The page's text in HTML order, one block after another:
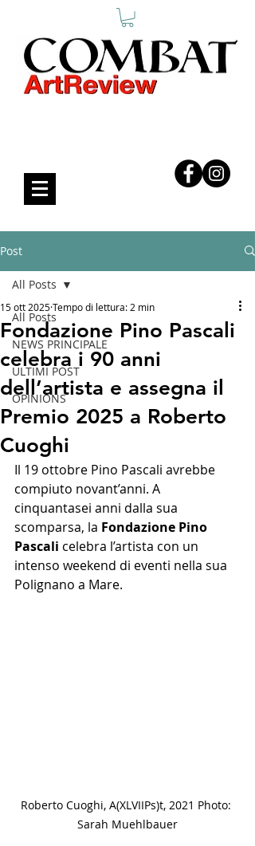
Post
All Posts
NEWS PRINCIPALE
ULTIMI POST
OPINIONS
All Posts
Fondazione Pino Pascali
celebra i 90 anni
dell’artista e assegna il
Premio 2025 a Roberto
Cuoghi
15 ott 2025Tempo di lettura: 2 min
Il 19 ottobre Pino Pascali avrebbe
compiuto novant’anni. A
cinquantasei anni dalla sua
scomparsa, la Fondazione Pino
Pascali celebra l’artista con un
intenso weekend di eventi nella sua
Polignano a Mare.
Roberto Cuoghi, A(XLVIIPs)t, 2021 Photo:
Sarah Muehlbauer